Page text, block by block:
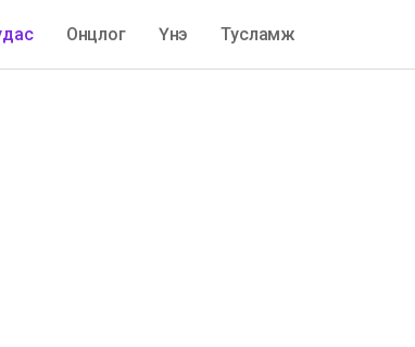
Онцлог Үнэ Тусламж